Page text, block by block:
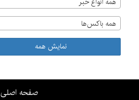
همه باکس‌ها
نمایش همه
صفحه اصلی